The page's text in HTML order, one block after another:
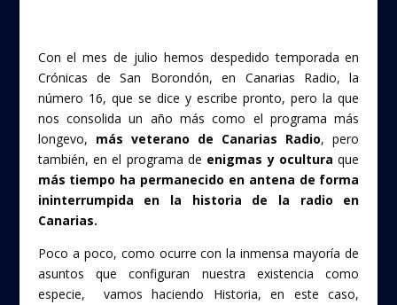
o
o
k
Con el mes de julio hemos despedido temporada en
Crónicas de San Borondón, en Canarias Radio, la
número 16, que se dice y escribe pronto, pero la que
nos consolida un año más como el programa más
longevo, más veterano de Canarias Radio, pero
también, en el programa de enigmas y ocultura que
más tiempo ha permanecido en antena de forma
ininterrumpida en la historia de la radio en
Canarias.
Poco a poco, como ocurre con la inmensa mayoría de
asuntos que configuran nuestra existencia como
especie, vamos haciendo Historia, en este caso,